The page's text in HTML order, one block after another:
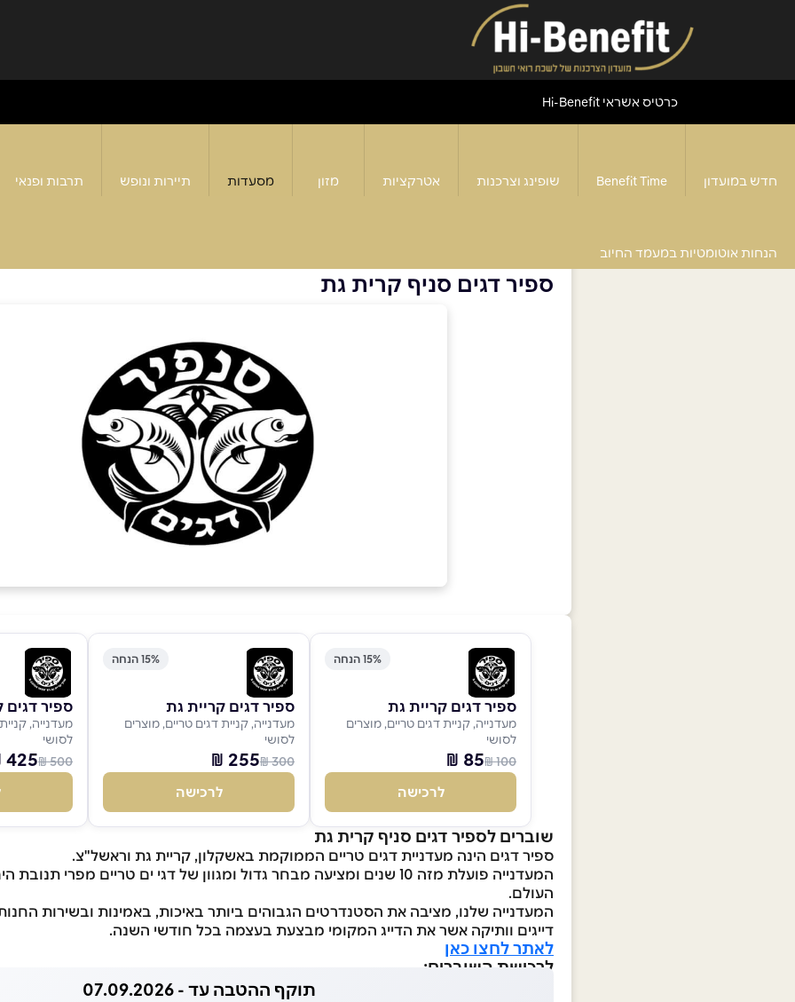
כרטיס אשראי Hi-Benefit
חדש במועדון Benefit Time שופינג וצרכנות אטרקציות מזון מסעדות תיירות ונופש תרבות ופנאי
הנחות אוטומטיות במעמד החיוב
ספיר דגים סניף קרית גת
15% הנחה
ספיר דגים קריית גת
מעדנייה, קניית דגים טריים, מוצרים
לסושי
100 ₪
85 ₪
לרכישה
15% הנחה
ספיר דגים קריית גת
מעדנייה, קניית דגים טריים, מוצרים
לסושי
300 ₪
255 ₪
לרכישה
ספיר דגים
מעדנייה,
לסושי
500 ₪
425 ₪
שוברים לספיר דגים סניף קרית גת
ספיר דגים הינה מעדניית דגים טריים הממוקמת באשקלון, קריית גת וראשל"צ.
המעדנייה פועלת מזה 10 שנים ומציעה מבחר גדול ומגוון של דגי ים טריים מפרי
העולם.
המעדנייה שלנו, מציבה את הסטנדרטים הגבוהים ביותר באיכות, באמינות ובשירות
דייגים וותיקה אשר את הדייג המקומי מבצעת בעצמה בכל חודשי השנה.
לאתר לחצו כאן
לרכישת השוברים:
תוקף ההטבה עד - 07.09.2026